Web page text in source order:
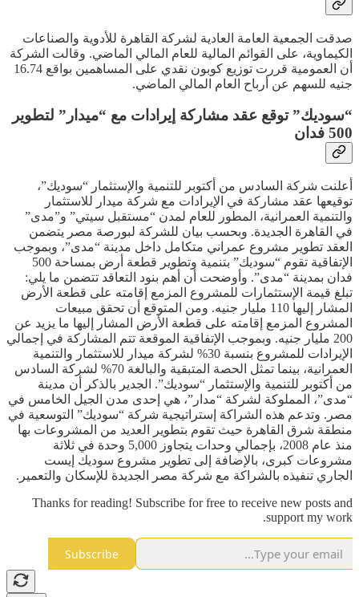
صدقت الجمعية العامة العادية لشركة القاهرة للأدوية والصناعات
الكيماوية، على القوائم المالية للعام المالي الماضي. وقالت الشركة
أن العمومية قررت توزيع كوبون نقدي على المساهمين بواقع 16.74
جنيه للسهم عن أرباح العام المالي الماضي.
“سوديك” توقع عقد مشاركة إيرادات مع “ميدار” لتطوير
500 فدان
أعلنت شركة السادس من أكتوبر للتنمية والإستثمار “سوديك”،
توقيعها عقد مشاركة في الإيرادات مع شركة ميدار للاستثمار
والتنمية العمرانية، المطور للعام لمدن “مستقبل سيتي” و”مدى”
في القاهرة الجديدة. وبحسب بيان للشركة لبورصة مصر يتضمن
العقد تطوير مشروع عمراني متكامل داخل مدينة “مدى”، وبموجب
الإتفاقية تقوم “سوديك” بتنمية وتطوير قطعة أرض بمساحة 500
فدان بمدينة “مدى”. وأوضحت أن أهم بنود التعاقد تتضمن ما يلي:
تبلغ قيمة الإستثمارات للمشروع المزمع إقامته على قطعة الأرض
المشار إليها 110 مليار جنيه. ومن المتوقع أن تحقق مبيعات
المشروع المزمع إقامته على قطعة الأرض المشار إليها ما يزيد عن
200 مليار جنيه. وبموجب الإتفاقية الموقعة تتم المشاركة في إجمالي
الإيرادات للمشروع بنسبة 30% لشركة ميدار للاستثمار والتنمية
العمرانية، بينما تمثل الحصة المتبقية والبالغة 70% لشركة السادس
من أكتوبر للتنمية والإستثمار “سوديك”. الجدير بالذكر أن مدينة
“مدى”، المملوكة لشركة “مدار”، هي إحدى مدن الجيل الخامس في
مصر. وتدعم هذه الشراكة إستراتيجية شركة “سوديك” التوسعية في
منطقة شرق القاهرة حيث تقوم بتطوير العديد من المشروعات بها
منذ عام 2008، بإجمالي وحدات يتجاوز 5,000 وحدة في ثلاثة
مشروعات كبرى، بالإضافة إلى تطوير مشروع سوديك إيست
الجاري تنفيذه بالشراكة مع شركة مصر الجديدة للإسكان والتعمير.
Thanks for reading! Subscribe for free to receive new posts and
support my work.
Subscribe